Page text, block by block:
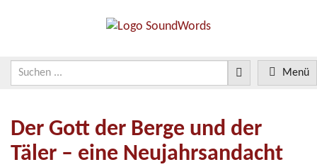
Menü
Der Gott der Berge und der
Täler – eine Neujahrsandacht